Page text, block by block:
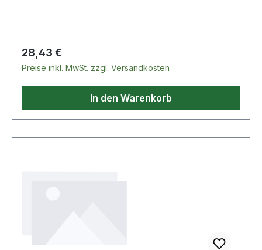
Regulärer Preis:
28,43 €
Preise inkl. MwSt. zzgl. Versandkosten
In den Warenkorb